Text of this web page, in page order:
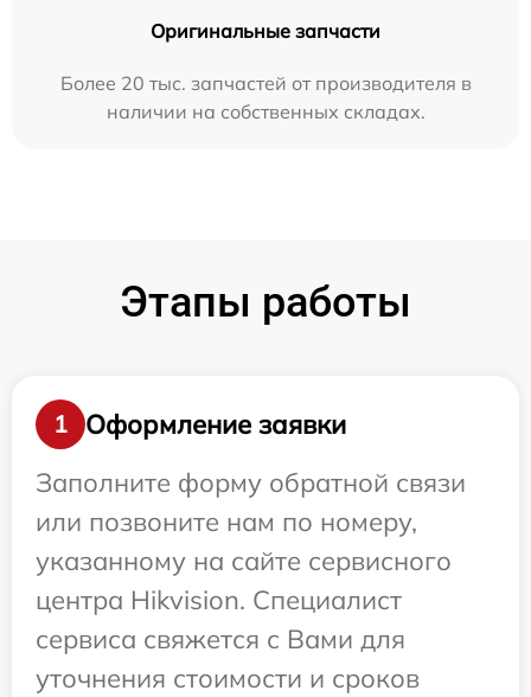
Оригинальные запчасти
Более 20 тыс. запчастей от производителя в
наличии на собственных складах.
Этапы работы
1
Оформление заявки
Заполните форму обратной связи
или позвоните нам по номеру,
указанному на сайте сервисного
центра Hikvision. Специалист
сервиса свяжется с Вами для
уточнения стоимости и сроков